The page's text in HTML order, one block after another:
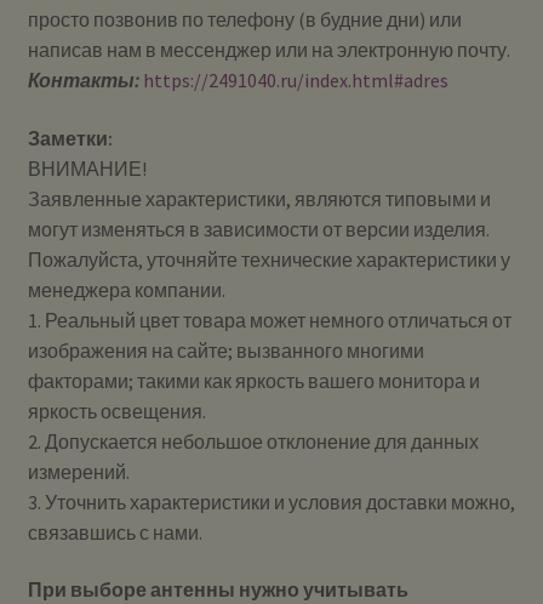
просто позвонив по телефону (в будние дни) или
написав нам в мессенджер или на электронную почту.
Контакты: https://2491040.ru/index.html#adres
Заметки:
ВНИМАНИЕ!
Заявленные характеристики, являются типовыми и
могут изменяться в зависимости от версии изделия.
Пожалуйста, уточняйте технические характеристики у
менеджера компании.
1. Реальный цвет товара может немного отличаться от
изображения на сайте; вызванного многими
факторами; такими как яркость вашего монитора и
яркость освещения.
2. Допускается небольшое отклонение для данных
измерений.
3. Уточнить характеристики и условия доставки можно,
связавшись с нами.
При выборе антенны нужно учитывать